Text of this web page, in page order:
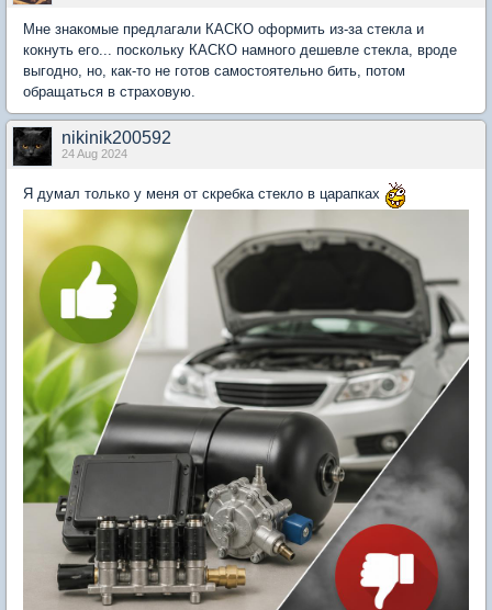
Мне знакомые предлагали КАСКО оформить из-за стекла и
кокнуть его... поскольку КАСКО намного дешевле стекла, вроде
выгодно, но, как-то не готов самостоятельно бить, потом
обращаться в страховую.
nikinik200592
24 Aug 2024
Я думал только у меня от скребка стекло в царапках